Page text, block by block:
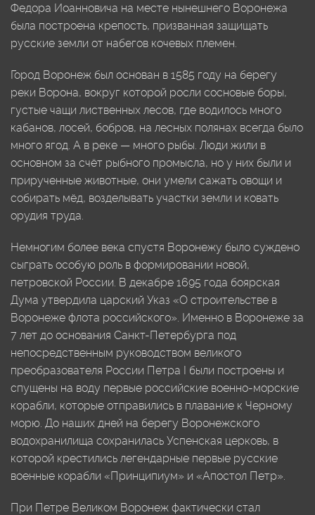
Федора Иоанновича на месте нынешнего Воронежа
была построена крепость, призванная защищать
русские земли от набегов кочевых племен.
Город Воронеж был основан в 1585 году на берегу
реки Ворона, вокруг которой росли сосновые боры,
густые чащи лиственных лесов, где водилось много
кабанов, лосей, бобров, на лесных полянах всегда было
много ягод. А в реке — много рыбы. Люди жили в
основном за счёт рыбного промысла, но у них были и
прирученные животные, они умели сажать овощи и
собирать мёд, возделывать участки земли и ковать
орудия труда.
Немногим более века спустя Воронежу было суждено
сыграть особую роль в формировании новой,
петровской России. В декабре 1695 года боярская
Дума утвердила царский Указ «О строительстве в
Воронеже флота российского». Именно в Воронеже за
7 лет до основания Санкт-Петербурга под
непосредственным руководством великого
преобразователя России Петра I были построены и
спущены на воду первые российские военно-морские
корабли, которые отправились в плавание к Черному
морю. До наших дней на берегу Воронежского
водохранилища сохранилась Успенская церковь, в
которой крестились легендарные первые русские
военные корабли «Принципиум» и «Апостол Петр».
При Петре Великом Воронеж фактически стал